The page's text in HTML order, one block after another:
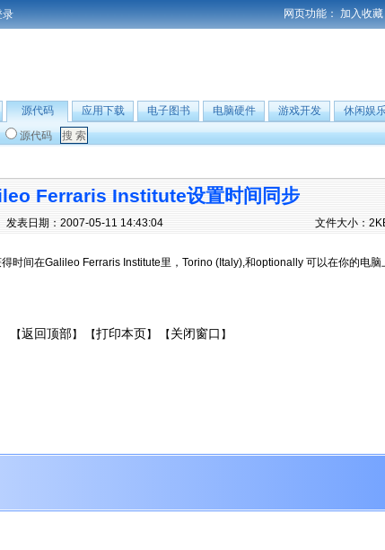
录 网页功能： 加入收藏
源代码 应用下载 电子图书 电脑硬件 游戏开发 休闲娱
源代码
Ferraris Institute设置时间同步
发表日期：2007-05-11 14:43:04 文件大小：
时间在Galileo Ferraris Institute里，Torino (Italy),和optionally 可以在你的电脑
【返回顶部】 【打印本页】 【 关闭窗口 】